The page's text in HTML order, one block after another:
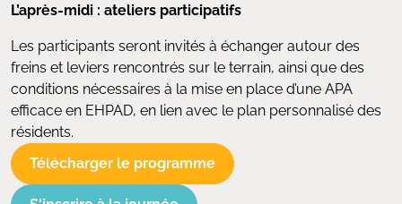
L’après-midi : ateliers participatifs
Les participants seront invités à échanger autour des
freins et leviers rencontrés sur le terrain, ainsi que des
conditions nécessaires à la mise en place d’une APA
efficace en EHPAD, en lien avec le plan personnalisé des
résidents.
Télécharger le programme